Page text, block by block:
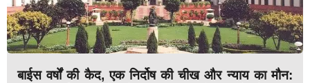
बाईस वर्षों की कैद, एक निर्दोष की चीख और न्याय का मौन: